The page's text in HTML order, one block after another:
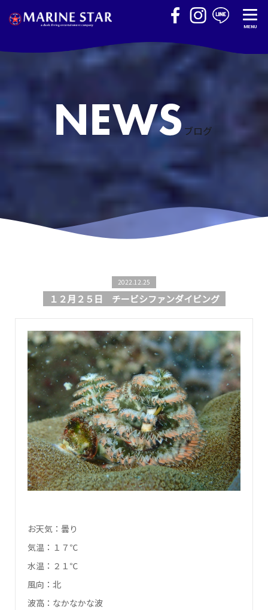
MENU
ブログ
2022.12.25
１２月２５日 チービシファンダイビング
お天気：曇り
気温：１７℃
水温：２１℃
風向：北
波高：なかなかな波